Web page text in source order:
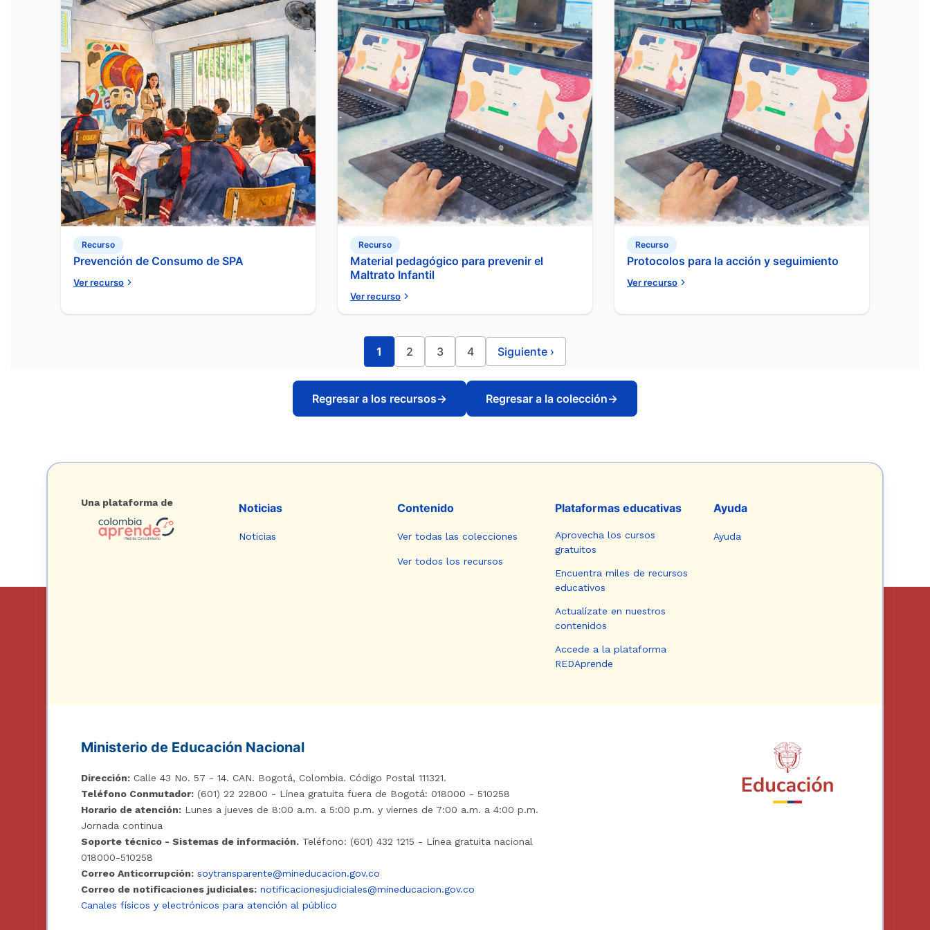
Recurso
Prevención de Consumo de SPA
Ver recurso
Recurso
Material pedagógico para prevenir el
Maltrato Infantil
Ver recurso
Recurso
Protocolos para la acción y seguimiento
Ver recurso
1 2 3 4 Siguiente ›
Regresar a los recursos→ Regresar a la colección→
Una plataforma de Noticias
Noticias
Contenido
Ver todas las colecciones
Ver todos los recursos
Plataformas educativas
Aprovecha los cursos
gratuitos
Encuentra miles de recursos
educativos
Actualízate en nuestros
contenidos
Accede a la plataforma
REDAprende
Ayuda
Ayuda
Ministerio de Educación Nacional
Dirección:Calle 43 No. 57 - 14. CAN. Bogotá, Colombia. Código Postal 111321.
Teléfono Conmutador:(601) 22 22800 - Línea gratuita fuera de Bogotá: 018000 - 510258
Horario de atención:Lunes a jueves de 8:00 a.m. a 5:00 p.m. y viernes de 7:00 a.m. a 4:00 p.m.
Jornada continua
Soporte técnico - Sistemas de información.Teléfono: (601) 432 1215 - Línea gratuita nacional
018000-510258
Correo Anticorrupción: soytransparente@mineducacion.gov.co
Correo de notificaciones judiciales: notificacionesjudiciales@mineducacion.gov.co
Canales físicos y electrónicos para atención al público